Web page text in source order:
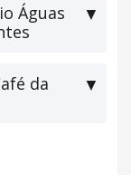
Águas
▼
da
▼